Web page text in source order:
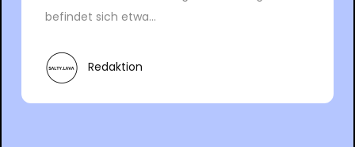
befindet sich etwa...
Redaktion